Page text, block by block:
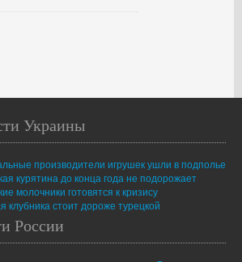
Украины
производители игрушек ушли в подполье
курятина до конца года не подорожает
молочники готовятся к кризису
клубника стоит дороже турецкой
России